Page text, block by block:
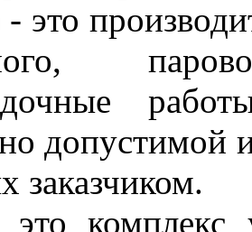
- это
допустимой
заказчиком.
комплекс